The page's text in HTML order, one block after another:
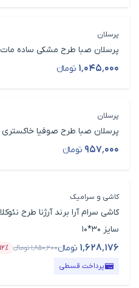
پرسلان
پرسلان صبا طرح مشکی ساده مات سایز
۱٬۰۴۵٬۰۰۰ تومانء
قیمت محصول
پرسلان
پرسلان صبا طرح صوفیا خاکستری مات
۹۵۷٬۰۰۰ تومانء
قیمت محصول
کاشی و سرامیک
کاشی سرام آرا برند آرژنا طرح
سایز 30*10
۱٬۶۲۸٬۱۷۶ تومانء۱٬۸۵۰٬۲۰۰تومانء
قیمت محصول
۱۲٪
پرداخت قسطی